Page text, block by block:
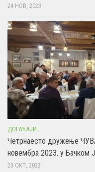
24 НОВ, 2023
ДОГАЂАЈИ
Четрнаесто дружење
новембра 2023. у Бачком
23 ОКТ, 2023